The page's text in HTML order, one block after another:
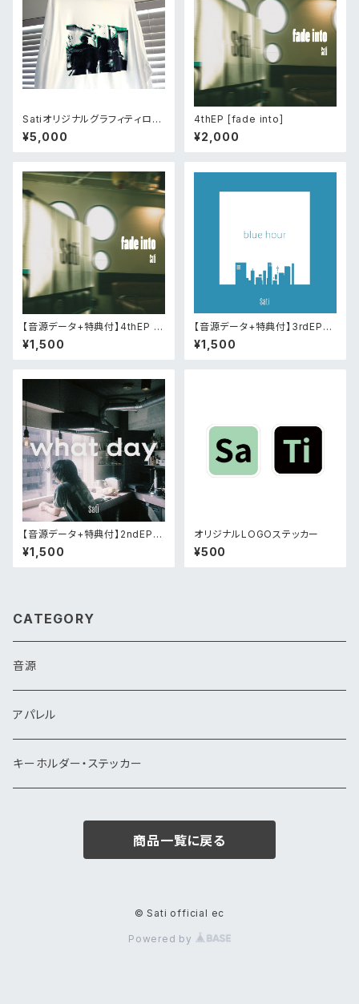
Satiオリジナルグラフィティロン
ティー
¥5,000
4thEP [fade into]
¥2,000
【音源データ+特典付】4thEP [f
ade into]
¥1,500
【音源データ+特典付】3rdEP
[blue hour]
¥1,500
【音源データ+特典付】2ndEP
[what day]
¥1,500
オリジナルLOGOステッカー
¥500
CATEGORY
音源
アパレル
キーホルダー・ステッカー
商品一覧に戻る
© Sati official ec
Powered by